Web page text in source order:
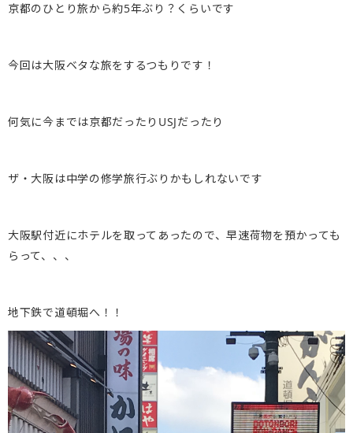
京都のひとり旅から約5年ぶり？くらいです
今回は大阪ベタな旅をするつもりです！
何気に今までは京都だったりUSJだったり
ザ・大阪は中学の修学旅行ぶりかもしれないです
大阪駅付近にホテルを取ってあったので、早速荷物を預かっても
らって、、、
地下鉄で道頓堀へ！！